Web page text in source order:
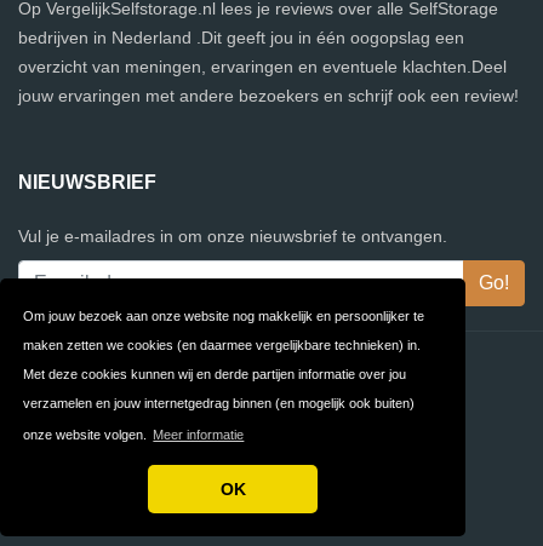
Om jouw bezoek aan onze website nog makkelijk en persoonlijker te
maken zetten we cookies (en daarmee vergelijkbare technieken) in.
Met deze cookies kunnen wij en derde partijen informatie over jou
verzamelen en jouw internetgedrag binnen (en mogelijk ook buiten)
onze website volgen. Meer informatie
OK
Op VergelijkSelfstorage.nl lees je reviews over alle SelfStorage
bedrijven in Nederland .Dit geeft jou in één oogopslag een
overzicht van meningen, ervaringen en eventuele klachten.Deel
jouw ervaringen met andere bezoekers en schrijf ook een review!
NIEUWSBRIEF
Vul je e-mailadres in om onze nieuwsbrief te ontvangen.
Contact Privacy
Algemene FAQ
Copyright © 2026 VergelijkSelfstorage